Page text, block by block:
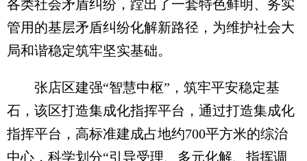
各类社会矛盾纠纷，蹚出了一套特色鲜明、务实
管用的基层矛盾纠纷化解新路径，为维护社会大
局和谐稳定筑牢坚实基础。
张店区建强“智慧中枢”，筑牢平安稳定基
石，该区打造集成化指挥平台，通过打造集成化
指挥平台，高标准建成占地约700平方米的综治
中心，科学划分“引导受理、多元化解、指挥调